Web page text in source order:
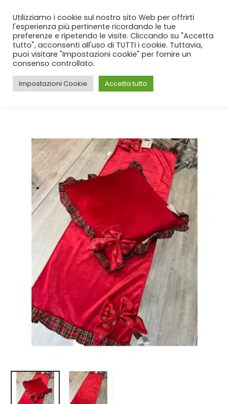
SPEDIZIONE GRATUITA per ordini da 99€!
CASA SHOP NATALE, RUNNER RUNNER FLAKE IN VELLUTO E TARTAN
Utilizziamo i cookie sul nostro sito Web per offrirti
l'esperienza più pertinente ricordando le tue
preferenze e ripetendo le visite. Cliccando su "Accetta
tutto", acconsenti all'uso di TUTTI i cookie. Tuttavia,
puoi visitare "Impostazioni cookie" per fornire un
consenso controllato.
Impostazioni Cookie Accetta tutto